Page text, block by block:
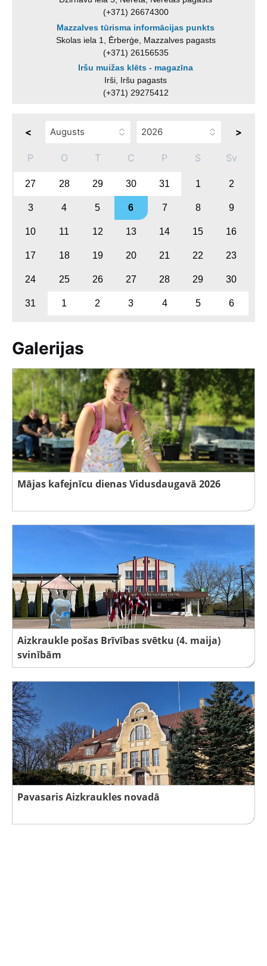
(+371) 26674300
Mazzalves tūrisma informācijas punkts
Skolas iela 1, Ērberģe, Mazzalves pagasts
(+371) 26156535
Iršu muižas klēts - magazīna
Irši, Iršu pagasts
(+371) 29275412
< >
P O T C P S Sv
27 28 29 30 31 1 2
3 4 5 6 7 8 9
10 11 12 13 14 15 16
17 18 19 20 21 22 23
24 25 26 27 28 29 30
31 1 2 3 4 5 6
Galerijas
Mājas kafejnīcu dienas Vidusdaugavā 2026
Aizkraukle pošas Brīvības svētku (4. maija)
svinībām
Pavasaris Aizkraukles novadā